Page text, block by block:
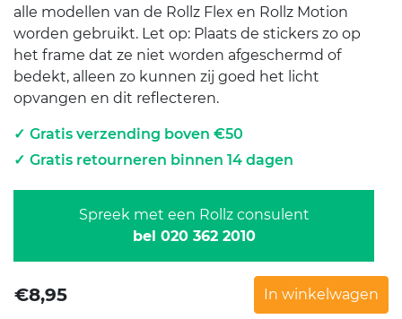
alle modellen van de Rollz Flex en Rollz Motion
worden gebruikt. Let op: Plaats de stickers zo op
het frame dat ze niet worden afgeschermd of
bedekt, alleen zo kunnen zij goed het licht
opvangen en dit reflecteren.
Gratis verzending boven €50
Gratis retourneren binnen 14 dagen
Spreek met een Rollz consulent
bel 020 362 2010
€8,95 In winkelwagen